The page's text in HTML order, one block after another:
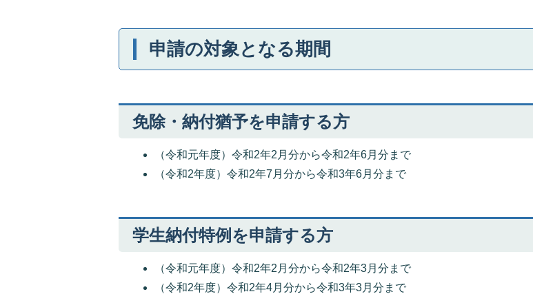
申請の対象となる期間
免除・納付猶予を申請する方
（令和元年度）令和2年2月分から令和2年6月分まで
（令和2年度）令和2年7月分から令和3年6月分まで
学生納付特例を申請する方
（令和元年度）令和2年2月分から令和2年3月分まで
（令和2年度）令和2年4月分から令和3年3月分まで